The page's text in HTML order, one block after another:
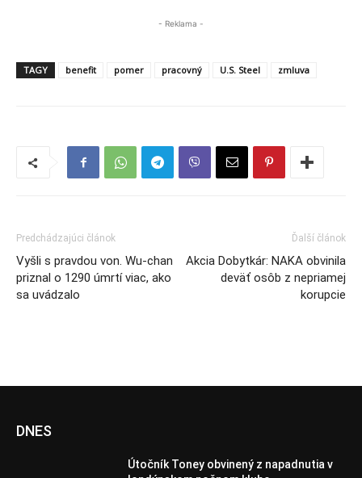
- Reklama -
TAGY benefit pomer pracovný U.S. Steel zmluva
Predchádzajúci článok
Vyšli s pravdou von. Wu-chan
priznal o 1290 úmrtí viac, ako
sa uvádzalo
Ďalší článok
Akcia Dobytkár: NAKA obvinila
deväť osôb z nepriamej
korupcie
DNES
Útočník Toney obvinený z napadnutia v